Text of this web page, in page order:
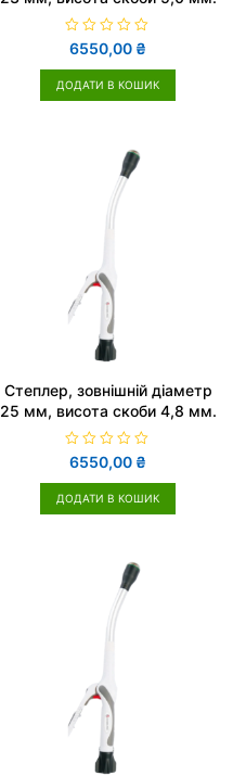
О
ц
і
н
6550,00 ₴
ДОДАТИ В КОШИК
Cтеплер, зовнішній діаметр
25 мм, висота скоби 4,8 мм.
О
ц
і
н
6550,00 ₴
ДОДАТИ В КОШИК